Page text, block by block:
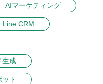
AIマーケティング
Line CRM
生成
ト